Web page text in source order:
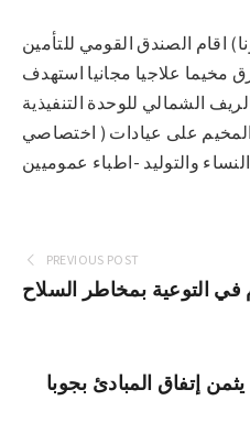
في 29-3-2021( سونا) اقام الصندق القومي للتأمين
مخيما علاجيا مجانيا استهدف
الشمالي للوحدة التنفيذية
على عيادات ( اختصاصي
PREVIOUS POST
التوعية بمخاطر السلاح
إتفاق المبادئ بجوبا